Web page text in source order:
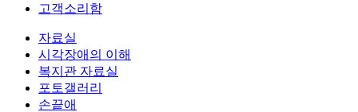
고객소리함
자료실
시각장애의 이해
복지관 자료실
포토갤러리
손끝애